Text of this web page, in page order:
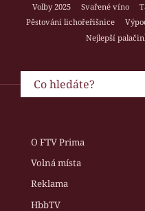
Volby 2025
Svařené víno
Pěstování lichořeřišnice
Nejlepší
O FTV Prima
Volná místa
Reklama
HbbTV